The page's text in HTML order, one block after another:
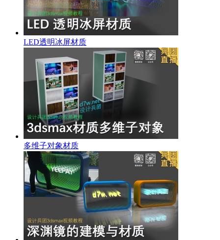
LED透明冰屏材质
多维子对象材质